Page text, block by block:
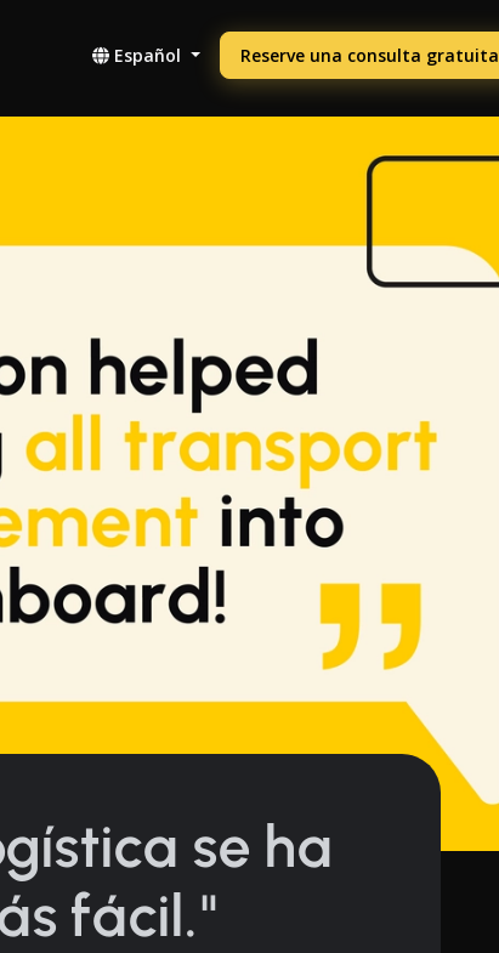
Español Reserve una consulta gratuita
se ha
fácil."